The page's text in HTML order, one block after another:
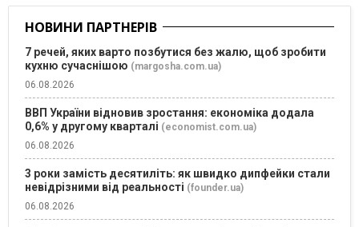
НОВИНИ ПАРТНЕРІВ
7 речей, яких варто позбутися без жалю, щоб зробити
кухню сучаснішою (margosha.com.ua)
06.08.2026
ВВП України відновив зростання: економіка додала
0,6% у другому кварталі (economist.com.ua)
06.08.2026
3 роки замість десятиліть: як швидко дипфейки стали
невідрізними від реальності (founder.ua)
06.08.2026